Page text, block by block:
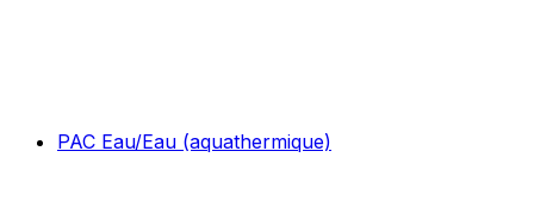
PAC Eau/Eau (aquathermique)